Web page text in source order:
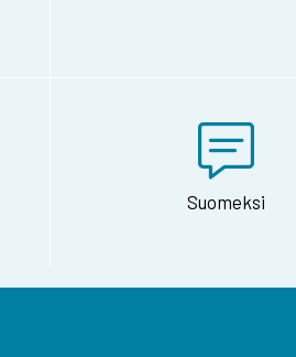
Suomeksi